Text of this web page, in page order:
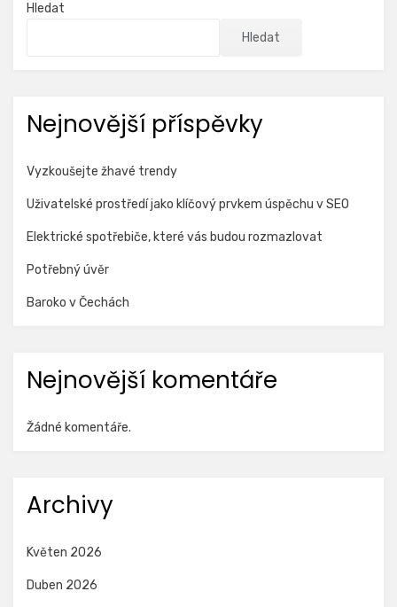
Hledat
Hledat
Nejnovější příspěvky
Vyzkoušejte žhavé trendy
Uživatelské prostředí jako klíčový prvkem úspěchu v SEO
Elektrické spotřebiče, které vás budou rozmazlovat
Potřebný úvěr
Baroko v Čechách
Nejnovější komentáře
Žádné komentáře.
Archivy
Květen 2026
Duben 2026